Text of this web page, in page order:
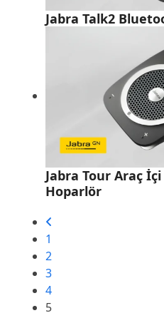
Jabra Talk2
Jabra Tour Araç
Hoparlör
1
2
3
4
5